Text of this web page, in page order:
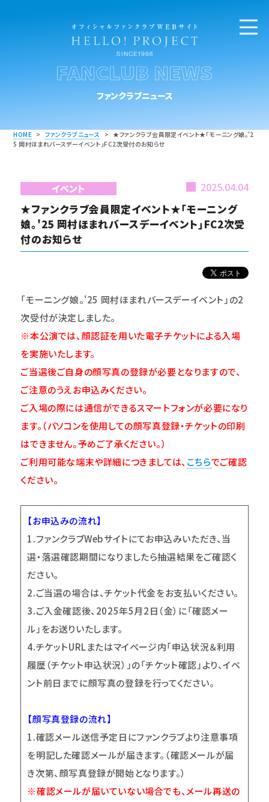
FANCLUB NEWS
ファンクラブニュース
HOME > ファンクラブニュース > ★ファンクラブ会員限定イベント★「モーニング娘。'2
5 岡村ほまれバースデーイベント」FC2次受付のお知らせ
イベント 2025.04.04
★ファンクラブ会員限定イベント★「モーニング
娘。'25 岡村ほまれバースデーイベント」FC2次受
付のお知らせ
「モーニング娘。'25 岡村ほまれバースデーイベント」の2
次受付が決定しました。
※本公演では、顔認証を用いた電子チケットによる入場
を実施いたします。
ご当選後ご自身の顔写真の登録が必要となりますので、
ご注意のうえお申込みください。
ご入場の際には通信ができるスマートフォンが必要になり
ます。（パソコンを使用しての顔写真登録・チケットの印刷
はできません。予めご了承ください。）
ご利用可能な端末や詳細につきましては、 こちらでご確認
ください。
【お申込みの流れ】
1.ファンクラブWebサイトにてお申込みいただき、当
選・落選確認期間になりましたら抽選結果をご確認く
ださい。
2.ご当選の場合は、チケット代金をお支払いください。
3.ご入金確認後、2025年5月2日（金）に「確認メー
ル」をお送りいたします。
4.チケットURLまたはマイページ内「申込状況＆利用
履歴（チケット申込状況）」の「チケット確認」より、イベ
ント前日までに顔写真の登録を行ってください。
【顔写真登録の流れ】
1.確認メール送信予定日にファンクラブより注意事項
を明記した確認メールが届きます。（確認メールが届
き次第、顔写真登録が開始となります。）
※確認メールが届いていない場合でも、メール再送の